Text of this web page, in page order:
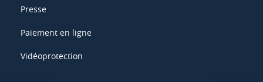
Presse
Paiement en ligne
Vidéoprotection